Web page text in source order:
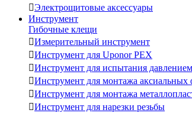
Электрощитовые аксессуары
Инструмент
Гибочные клещи
Измерительный инструмент
Инструмент для Uponor PEX
Инструмент для испытания давлением
Инструмент для монтажа аксиальных
Инструмент для монтажа
Инструмент для нарезки резьбы